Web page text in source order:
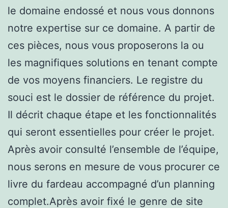
le domaine endossé et nous vous donnons
notre expertise sur ce domaine. A partir de
ces pièces, nous vous proposerons la ou
les magnifiques solutions en tenant compte
de vos moyens financiers. Le registre du
souci est le dossier de référence du projet.
Il décrit chaque étape et les fonctionnalités
qui seront essentielles pour créer le projet.
Après avoir consulté l’ensemble de l’équipe,
nous serons en mesure de vous procurer ce
livre du fardeau accompagné d’un planning
complet.Après avoir fixé le genre de site